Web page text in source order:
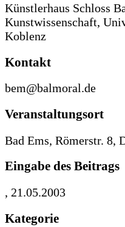
Künstlerhaus Schloss
Kunstwissenschaft,
Koblenz
Kontakt
bem@balmoral.de
Veranstaltungsort
Bad Ems, Römerstr. 8,
Eingabe des Beitrags
, 21.05.2003
Kategorie